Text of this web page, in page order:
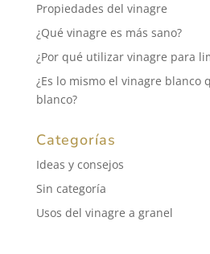
Propiedades del vinagre
¿Qué vinagre es más sano?
¿Por qué utilizar vinagre para
¿Es lo mismo el vinagre blanco
blanco?
Categorías
Ideas y consejos
Sin categoría
Usos del vinagre a granel